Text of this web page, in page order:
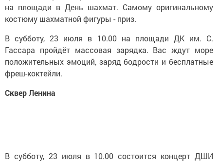
на площади в День шахмат. Самому оригинальному
костюму шахматной фигуры - приз.
В субботу, 23 июля в 10.00 на площади ДК им. С.
Гассара пройдёт массовая зарядка. Вас ждут море
положительных эмоций, заряд бодрости и бесплатные
фреш-коктейли.
Сквер Ленина
В субботу, 23 июля в 10.00 состоится концерт ДШИ